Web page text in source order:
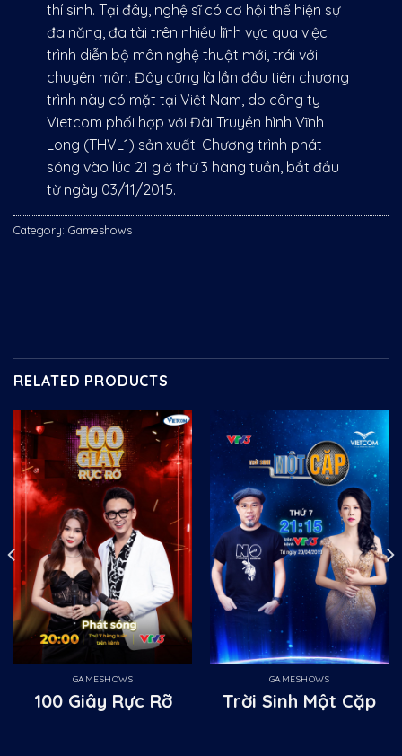
thí sinh. Tại đây, nghệ sĩ có cơ hội thể hiện sự
đa năng, đa tài trên nhiều lĩnh vực qua việc
trình diễn bộ môn nghệ thuật mới, trái với
chuyên môn. Đây cũng là lần đầu tiên chương
trình này có mặt tại Việt Nam, do công ty
Vietcom phối hợp với Đài Truyền hình Vĩnh
Long (THVL1) sản xuất. Chương trình phát
sóng vào lúc 21 giờ thứ 3 hàng tuần, bắt đầu
từ ngày 03/11/2015.
Category: Gameshows
RELATED PRODUCTS
GAMESHOWS
100 Giây Rực Rỡ
GAMESHOWS
Trời Sinh Một Cặp